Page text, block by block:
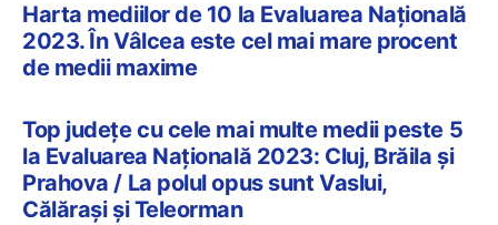
Harta mediilor de 10 la Evaluarea Națională
2023. În Vâlcea este cel mai mare procent
de medii maxime
Top județe cu cele mai multe medii peste 5
la Evaluarea Națională 2023: Cluj, Brăila și
Prahova / La polul opus sunt Vaslui,
Călărași și Teleorman